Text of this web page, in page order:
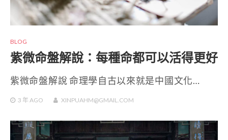
BLOG
紫微命盤解說：每種命都可以活得更好
紫微命盤解說 命理學自古以來就是中國文化…
3 年AGO XINPUAHM@GMAIL.COM